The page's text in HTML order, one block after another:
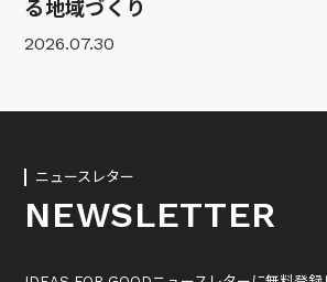
る地域づくり
2026.07.30
ニュースレター
NEWSLETTER